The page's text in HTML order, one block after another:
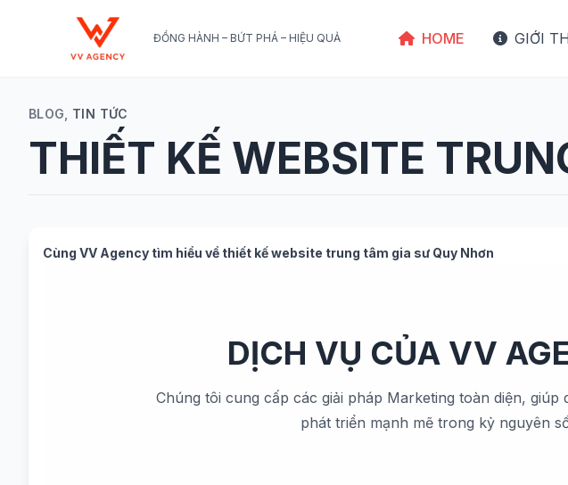
ĐỒNG HÀNH – BỨT PHÁ – HIỆU QUẢ HOME GIỚI
BLOG, TIN TỨC
THIẾT KẾ WEBSITE
Cùng VV Agency tìm hiểu về thiết kế website trung tâm gia sư Quy Nhơn
DỊCH VỤ CỦA VV
Chúng tôi cung cấp các giải pháp Marketing toàn diện, giúp
phát triển mạnh mẽ trong kỷ nguyên